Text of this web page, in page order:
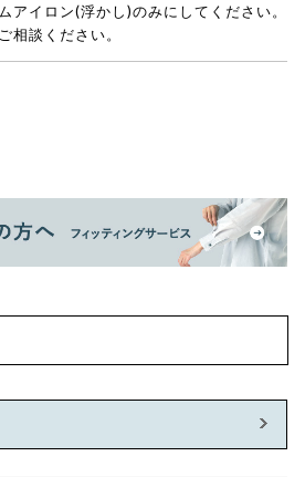
アイロン(浮かし)のみにしてください。
相談ください。